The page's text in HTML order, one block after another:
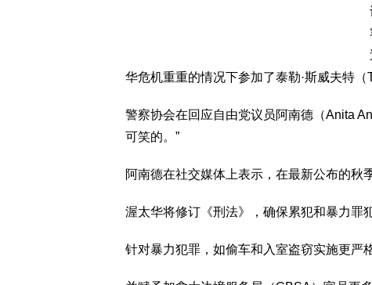
华危机重重的情况下参加了泰勒·斯威夫特（
警察协会在回应自由党议员阿南德（Anita
可笑的。”
阿南德在社交媒体上表示，在最新公布的秋
渥太华将修订《刑法》，确保累犯和暴力罪
针对暴力犯罪，如偷车和入室盗窃实施更严